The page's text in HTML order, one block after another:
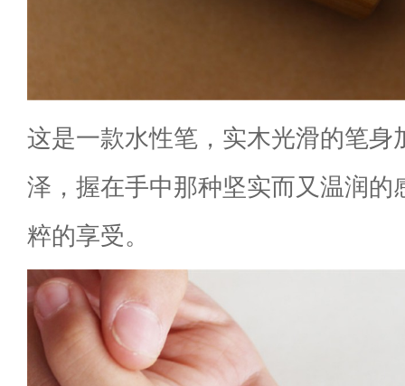
这是一款水性笔，实木光滑的笔身
泽，握在手中那种坚实而又温润的
粹的享受。